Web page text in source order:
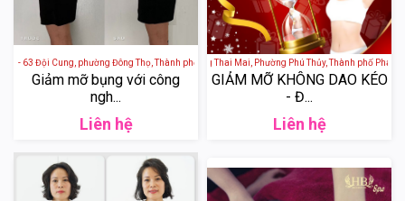
- 63 Đội Cung, phường Đông Thọ, Thành phố Thanh Hóa, Thanh Hoá, Việt Nam
Giảm mỡ bụng với công
ngh...
Liên hệ
LÁ QUÊ SPA - 37 Đặng Thai Mai, Phường Phú Thủy, Thành phố Phan
GIẢM MỠ KHÔNG DAO KÉO
- Đ...
Liên hệ